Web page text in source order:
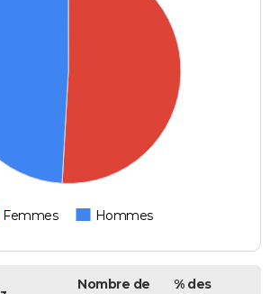
Femmes Hommes
Nombre de
% des